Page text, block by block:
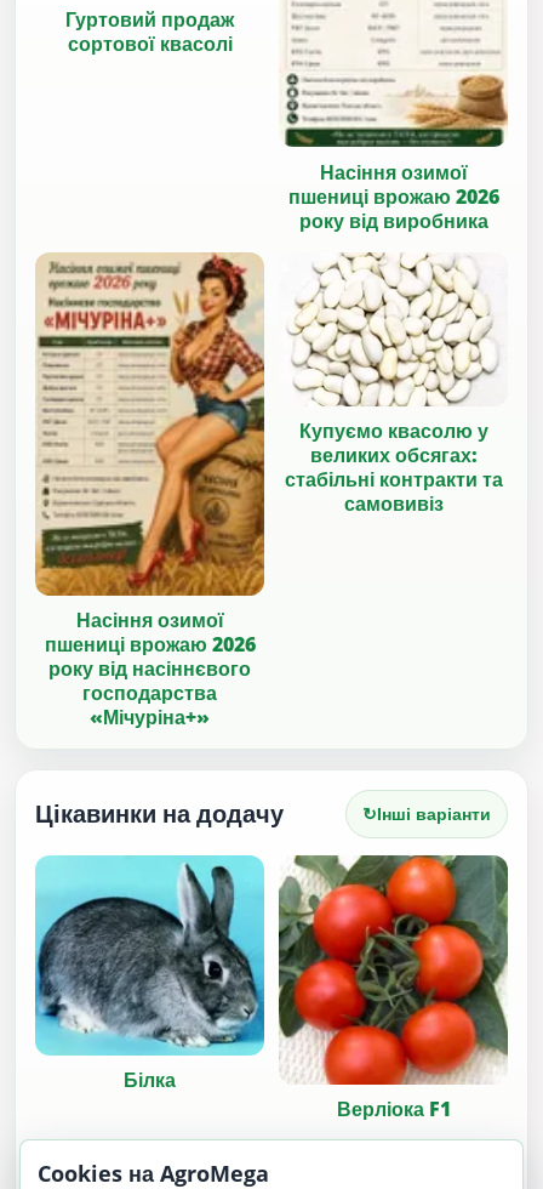
Гуртовий продаж
сортової квасолі
Насіння озимої
пшениці врожаю 2026
року від виробника
Насіння озимої
пшениці врожаю 2026
року від насіннєвого
господарства
«Мічуріна+»
Купуємо квасолю у
великих обсягах:
стабільні контракти та
самовивіз
Цікавинки на додачу ↻Інші варіанти
Білка
Верліока F1
Cookies на AgroMega